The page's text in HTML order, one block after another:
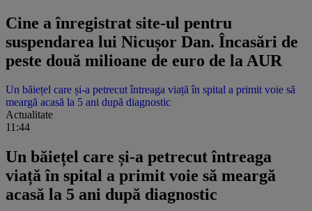
Cine a înregistrat site-ul pentru
suspendarea lui Nicușor Dan. Încasări de
peste două milioane de euro de la AUR
Un băiețel care și-a petrecut întreaga viață în spital a primit voie să
meargă acasă la 5 ani după diagnostic
Actualitate
11:44
Un băiețel care și-a petrecut întreaga
viață în spital a primit voie să meargă
acasă la 5 ani după diagnostic